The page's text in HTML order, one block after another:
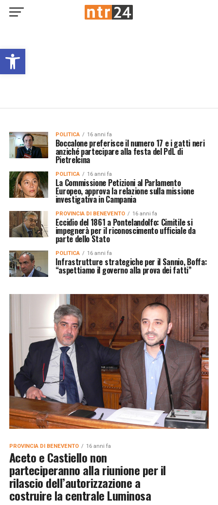
Open toolbar
POLITICA 16 anni fa
Boccalone preferisce il numero 17 e i gatti neri
anziché partecipare alla festa del PdL di
Pietrelcina
POLITICA 16 anni fa
La Commissione Petizioni al Parlamento
Europeo, approva la relazione sulla missione
investigativa in Campania
PROVINCIA DI BENEVENTO 16 anni fa
Eccidio del 1861 a Pontelandolfo: Cimitile si
impegnerà per il riconoscimento ufficiale da
parte dello Stato
POLITICA 16 anni fa
Infrastrutture strategiche per il Sannio, Boffa:
“aspettiamo il governo alla prova dei fatti”
PROVINCIA DI BENEVENTO 16 anni fa
Aceto e Castiello non
parteciperanno alla riunione per il
rilascio dell’autorizzazione a
costruire la centrale Luminosa